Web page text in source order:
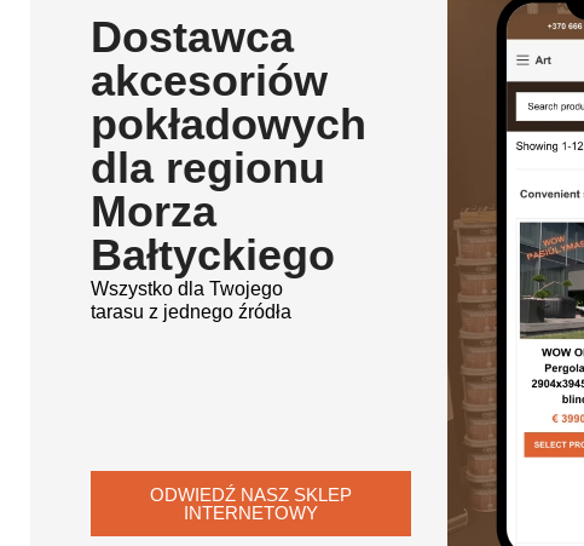
Dostawca
akcesoriów
pokładowych
dla regionu
Morza
Bałtyckiego
Wszystko dla Twojego
tarasu z jednego źródła
ODWIEDŹ NASZ SKLEP
INTERNETOWY